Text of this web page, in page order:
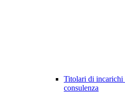
Titolari di incarichi
consulenza